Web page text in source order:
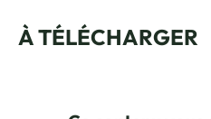
À TÉLÉCHARGER